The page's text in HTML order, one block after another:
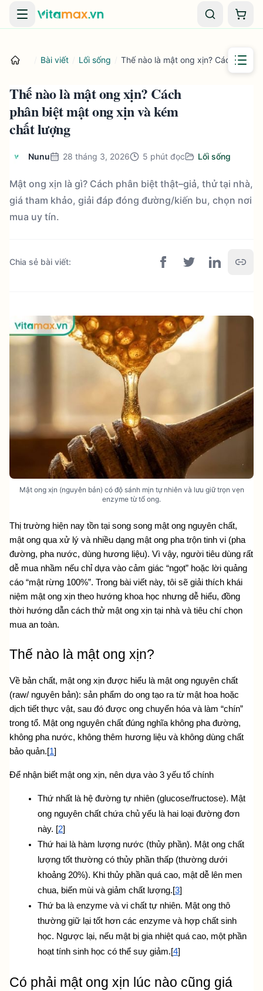
Danh mục Giỏ
Bài viết Lối sống Thế nào là mật ong xịn? Cách
Thế nào là mật ong xịn? Cách
phân biệt mật ong xịn và kém
chất lượng
Nunu 28 tháng 3, 2026 5 phút đọc Lối sống
Mật ong xịn là gì? Cách phân biệt thật–giả, thử tại nhà,
giá tham khảo, giải đáp đóng đường/kiến bu, chọn nơi
mua uy tín.
Chia sẻ bài viết:
Mật ong xịn (nguyên bản) có độ sánh mịn tự nhiên và lưu giữ trọn vẹn
enzyme từ tổ ong.
Thị trường hiện nay tồn tại song song mật ong nguyên chất,
mật ong qua xử lý và nhiều dạng mật ong pha trộn tinh vi (pha
đường, pha nước, dùng hương liệu). Vì vậy, người tiêu dùng rất
dễ mua nhầm nếu chỉ dựa vào cảm giác “ngọt” hoặc lời quảng
cáo “mật rừng 100%”. Trong bài viết này, tôi sẽ giải thích khái
niệm mật ong xịn theo hướng khoa học nhưng dễ hiểu, đồng
thời hướng dẫn cách thử mật ong xịn tại nhà và tiêu chí chọn
mua an toàn.
Thế nào là mật ong xịn?
Về bản chất, mật ong xịn được hiểu là mật ong nguyên chất
(raw/ nguyên bản): sản phẩm do ong tạo ra từ mật hoa hoặc
dịch tiết thực vật, sau đó được ong chuyển hóa và làm “chín”
trong tổ. Mật ong nguyên chất đúng nghĩa không pha đường,
không pha nước, không thêm hương liệu và không dùng chất
bảo quản.[1]
Để nhận biết mật ong xịn, nên dựa vào 3 yếu tố chính
Thứ nhất là hệ đường tự nhiên (glucose/fructose). Mật
ong nguyên chất chứa chủ yếu là hai loại đường đơn
này. [2]
Thứ hai là hàm lượng nước (thủy phần). Mật ong chất
lượng tốt thường có thủy phần thấp (thường dưới
khoảng 20%). Khi thủy phần quá cao, mật dễ lên men
chua, biến mùi và giảm chất lượng.[3]
Thứ ba là enzyme và vi chất tự nhiên. Mật ong thô
thường giữ lại tốt hơn các enzyme và hợp chất sinh
học. Ngược lại, nếu mật bị gia nhiệt quá cao, một phần
hoạt tính sinh học có thể suy giảm.[4]
Có phải mật ong xịn lúc nào cũng giá